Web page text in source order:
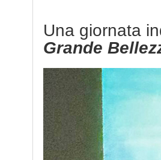
Una giornata
Grande